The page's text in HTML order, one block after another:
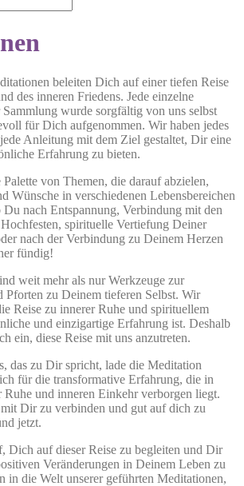
beleiten Dich auf einer tiefen Reise
des inneren Friedens. Jede einzelne
wurde sorgfältig von uns selbst
für Dich aufgenommen. Wir haben jedes
Anleitung mit dem Ziel gestaltet, Dir eine
Erfahrung zu bieten.
von Themen, die darauf abzielen,
Wünsche in verschiedenen Lebensbereichen
nach Entspannung, Verbindung mit den
spirituelle Vertiefung Deiner
nach der Verbindung zu Deinem Herzen
fündig!
weit mehr als nur Werkzeuge zur
Pforten zu Deinem tieferen Selbst. Wir
Reise zu innerer Ruhe und spirituellem
und einzigartige Erfahrung ist. Deshalb
ein, diese Reise mit uns anzutreten.
das zu Dir spricht, lade die Meditation
für die transformative Erfahrung, die in
Ruhe und inneren Einkehr verborgen liegt.
Dir zu verbinden und gut auf dich zu
jetzt.
Dich auf dieser Reise zu begleiten und Dir
Veränderungen in Deinem Leben zu
in die Welt unserer geführten Meditationen,